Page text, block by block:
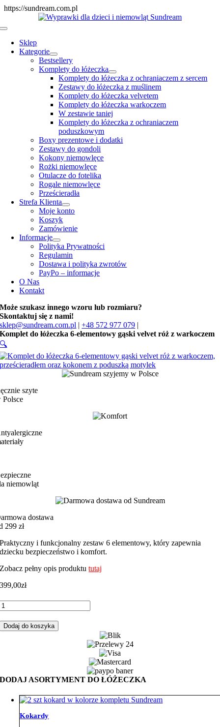
https://sundream.com.pl
to
Toggle
Navigation
Sklep
Kategorie
Bestsellery
Komplety do łóżeczka
Komplety do łóżeczka z ochraniaczem z sercem
Zestawy do łóżeczka z muślinem
Komplety do łóżeczka velvetem
Komplety do łóżeczka warkoczem
W zestawie taniej
Komplety do łóżeczka z ochraniaczem
poduszkowym
Boxy prezentowe i dodatki
Zestawy do gondoli
Kokony niemowlęce
Rożki niemowlęce
Otulacze do fotelika
Rogale niemowlęce
Prześcieradła
Strefa Klienta
Moje konto
Koszyk
Zamówienie
Informacje
Polityka Prywatności
Regulamin
Dostawa i polityka zwrotów
PayPo – informacje
O Nas
Kontakt
Może szukasz innego wzoru lub rozmiaru?
Skontaktuj się z nami!
sklep@sundream.com.pl |+48 572 977 079 |
Komplet do łóżeczka 6-elementowy gąski velvet róż z warkoczem
🔍
szyte
Polsce
niemowląt
dostawa
299 zł
Praktyczny i funkcjonalny zestaw 6 elementowy, który zapewnia
dziecku bezpieczeństwo i komfort.
Zobacz pełny opis produktututaj
399,00zł
Dodaj do koszyka
DODAJ ASORTYMENT DO ŁÓŻECZKA
Kokardy